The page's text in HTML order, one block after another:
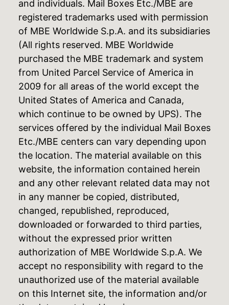
and individuals. Mail Boxes Etc./MBE are
registered trademarks used with permission
of MBE Worldwide S.p.A. and its subsidiaries
(All rights reserved. MBE Worldwide
purchased the MBE trademark and system
from United Parcel Service of America in
2009 for all areas of the world except the
United States of America and Canada,
which continue to be owned by UPS). The
services offered by the individual Mail Boxes
Etc./MBE centers can vary depending upon
the location. The material available on this
website, the information contained herein
and any other relevant related data may not
in any manner be copied, distributed,
changed, republished, reproduced,
downloaded or forwarded to third parties,
without the expressed prior written
authorization of MBE Worldwide S.p.A. We
accept no responsibility with regard to the
unauthorized use of the material available
on this Internet site, the information and/or